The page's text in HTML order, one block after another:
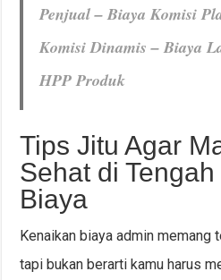
Penjual – Biaya Komisi
Komisi Dinamis – Biaya
HPP Produk
Tips Jitu Agar
Sehat di
Biaya
Kenaikan biaya admin memang
tapi bukan berarti kamu harus